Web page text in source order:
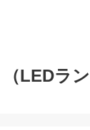
LEDラン